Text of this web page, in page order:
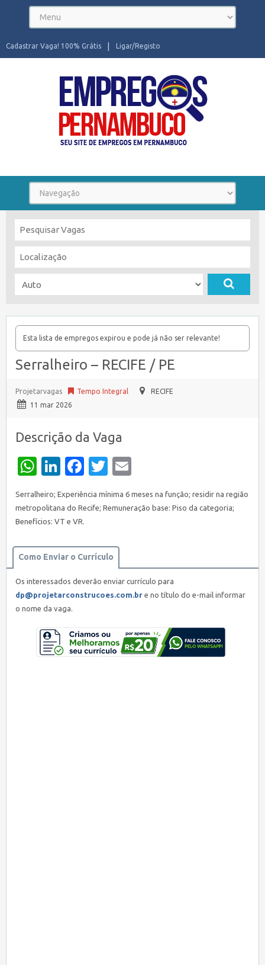
Ligar/Registo
Cadastrar Vaga! 100% Grátis
Esta lista de empregos expirou e pode já não ser relevante!
Serralheiro – RECIFE / PE
Projetarvagas Tempo Integral
RECIFE
11 mar 2026
Descrição da Vaga
WhatsApp
LinkedIn
Facebook
Twitter
Serralheiro; Experiência mínima 6 meses na função; residir na região
metropolitana do Recife; Remuneração base: Piso da categoria;
Benefícios: VT e VR.
Como Enviar o Currículo
Os interessados deverão enviar currículo para
dp@projetarconstrucoes.com.br e no título do e-mail informar
o nome da vaga.